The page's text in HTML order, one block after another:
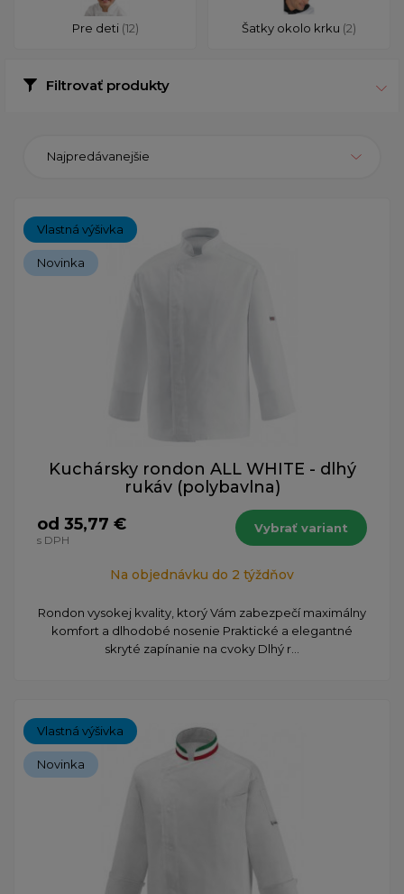
Pre deti (12) Šatky okolo krku (2)
Filtrovať produkty
Najpredávanejšie
Vlastná výšivka
Novinka
Kuchársky rondon ALL WHITE - dlhý
rukáv (polybavlna)
od 35,77 €
s DPH
Vybrať variant
Na objednávku do 2 týždňov
Rondon vysokej kvality, ktorý Vám zabezpečí maximálny
komfort a dlhodobé nosenie Praktické a elegantné
skryté zapínanie na cvoky Dlhý r...
Vlastná výšivka
Novinka